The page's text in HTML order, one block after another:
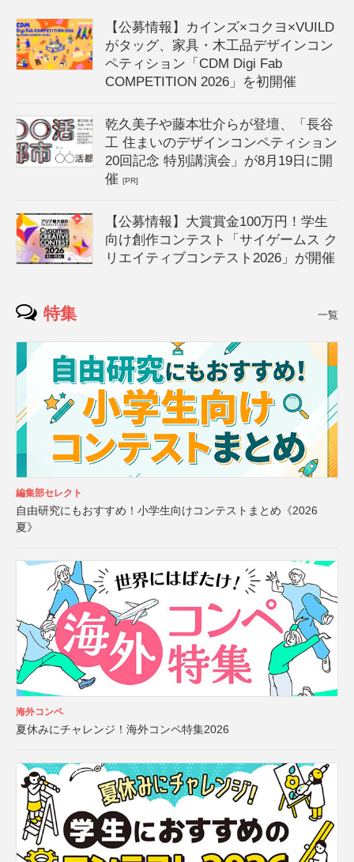
【公募情報】カインズ×コクヨ×VUILD
がタッグ、家具・木工品デザインコン
ペティション「CDM Digi Fab
COMPETITION 2026」を初開催
乾久美子や藤本壮介らが登壇、「長谷
工 住まいのデザインコンペティション
20回記念 特別講演会」が8月19日に開
催[PR]
【公募情報】大賞賞金100万円！学生
向け創作コンテスト「サイゲームス ク
リエイティブコンテスト2026」が開催
特集 一覧
編集部セレクト
自由研究にもおすすめ！小学生向けコンテストまとめ《2026
夏》
海外コンペ
夏休みにチャレンジ！海外コンペ特集2026